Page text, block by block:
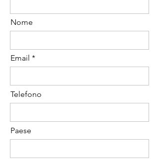
Nome
Email
Telefono
Paese